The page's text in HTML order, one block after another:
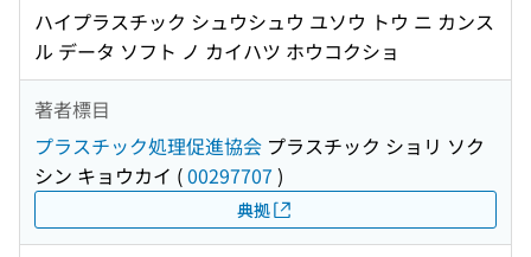
ハイプラスチック シュウシュウ ユソウ トウ ニ カンス
ル データ ソフト ノ カイハツ ホウコクショ
著者標目
プラスチック処理促進協会 プラスチック ショリ ソク
シン キョウカイ (00297707 )
典拠